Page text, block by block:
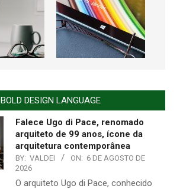
BOLD DESIGN LANGUAGE
Falece Ugo di Pace, renomado
arquiteto de 99 anos, ícone da
arquitetura contemporânea
BY: VALDEI ON: 6 DE AGOSTO DE
2026
O arquiteto Ugo di Pace, conhecido